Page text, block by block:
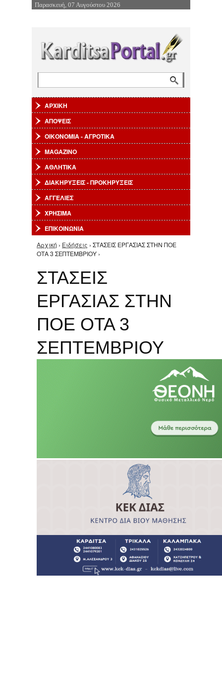
Επιστροφή στην Πλοήγηση
Παρασκευή, 07 Αυγούστου 2026
ΑΡΧΙΚΗ
ΑΠΟΨΕΙΣ
ΟΙΚΟΝΟΜΙΑ - ΑΓΡΟΤΙΚΑ
MAGAZINO
ΑΘΛΗΤΙΚΑ
ΔΙΑΚΗΡΥΞΕΙΣ - ΠΡΟΚΗΡΥΞΕΙΣ
ΑΓΓΕΛΙΕΣ
ΧΡΗΣΙΜΑ
ΕΠΙΚΟΙΝΩΝΙΑ
Είστε εδώ
Αρχική › Ειδήσεις › ΣΤΑΣΕΙΣ ΕΡΓΑΣΙΑΣ ΣΤΗΝ ΠΟΕ
ΟΤΑ 3 ΣΕΠΤΕΜΒΡΙΟΥ ›
ΣΤΑΣΕΙΣ
ΕΡΓΑΣΙΑΣ ΣΤΗΝ
ΠΟΕ ΟΤΑ 3
ΣΕΠΤΕΜΒΡΙΟΥ